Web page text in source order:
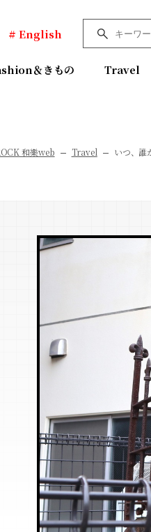
# English
＆きもの Travel
和樂web Travel いつ、誰